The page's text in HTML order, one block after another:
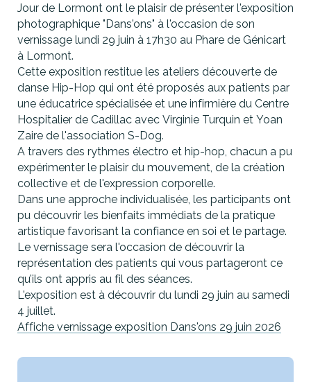
Jour de Lormont ont le plaisir de présenter l'exposition
photographique "Dans'ons" à l'occasion de son
vernissage lundi 29 juin à 17h30 au Phare de Génicart
à Lormont.
Cette exposition restitue les ateliers découverte de
danse Hip-Hop qui ont été proposés aux patients par
une éducatrice spécialisée et une infirmière du Centre
Hospitalier de Cadillac avec Virginie Turquin et Yoan
Zaire de l'association S-Dog.
A travers des rythmes électro et hip-hop, chacun a pu
expérimenter le plaisir du mouvement, de la création
collective et de l'expression corporelle.
Dans une approche individualisée, les participants ont
pu découvrir les bienfaits immédiats de la pratique
artistique favorisant la confiance en soi et le partage.
Le vernissage sera l'occasion de découvrir la
représentation des patients qui vous partageront ce
qu’ils ont appris au fil des séances.
L'exposition est à découvrir du lundi 29 juin au samedi
4 juillet.
Affiche vernissage exposition Dans'ons 29 juin 2026